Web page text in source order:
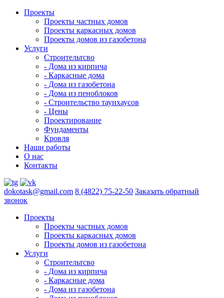
Проекты
Проекты частных домов
Проекты каркасных домов
Проекты домов из газобетона
Услуги
Строительтсво
- Дома из кирпича
- Каркасные дома
- Дома из газобетона
- Дома из пеноблоков
- Строительство таунхаусов
- Цены
Проектирование
Фундаменты
Кровля
Наши работы
О нас
Контакты
dokotask@gmail.com 8 (4822) 75-22-50 Заказать обратный
звонок
Проекты
Проекты частных домов
Проекты каркасных домов
Проекты домов из газобетона
Услуги
Строительтсво
- Дома из кирпича
- Каркасные дома
- Дома из газобетона